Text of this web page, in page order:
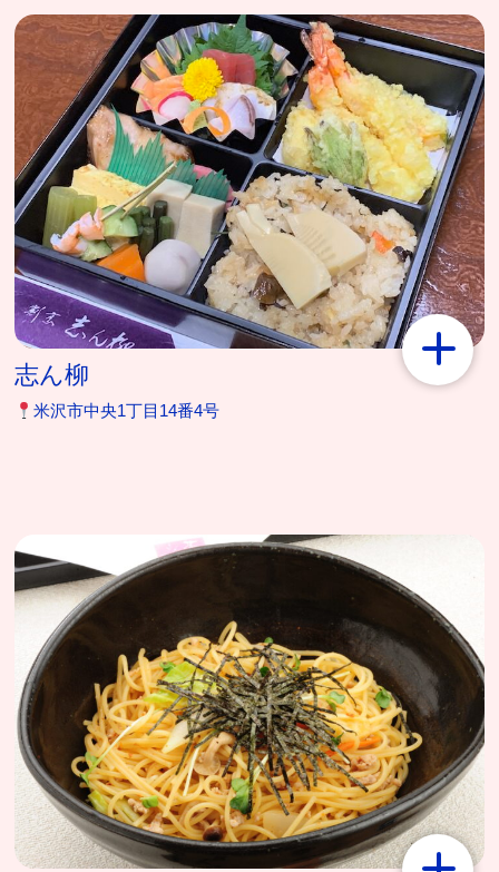
志ん柳
米沢市中央1丁目14番4号